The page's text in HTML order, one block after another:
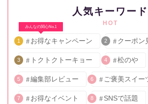
人気キーワード
HOT
みんなの関心No.1
1 お得なキャンペーン 2 クーポン
3 トクトクトーキョー 4 松のや
5 編集部レビュー 6 ご褒美スイー
7 お得なイベント 8 SNSで話題